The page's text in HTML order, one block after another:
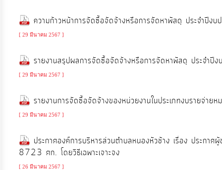
ข้อมูล
การ
ความก้าวหน้าการจัดซื้อจัดจ้างหรือการจัดหาพัสดุ ประจำปี
[ 29 มีนาคม 2567 ]
รายงานสรุปผลการจัดซื้อจัดจ้างหรือการจัดหาพัสดุ ประจ
[ 29 มีนาคม 2567 ]
รายงานการจัดซื้อจัดจ้างของหน่วยงานในประเภทงบรายจ่า
[ 29 มีนาคม 2567 ]
ประกาศองค์การบริหารส่วนตำบลหนองหัวช้าง เรื่อง ประกาศ
8723 ศก. โดยวิธีเฉพาะเจาะจง
[ 26 มีนาคม 2567 ]